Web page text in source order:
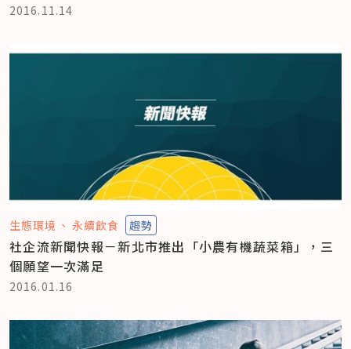
2016.11.14
生態環境 永續飲食 趨勢
社企流新聞快報－新北市推出「小農有機蔬菜箱」，三
個願望一次滿足
2016.01.16